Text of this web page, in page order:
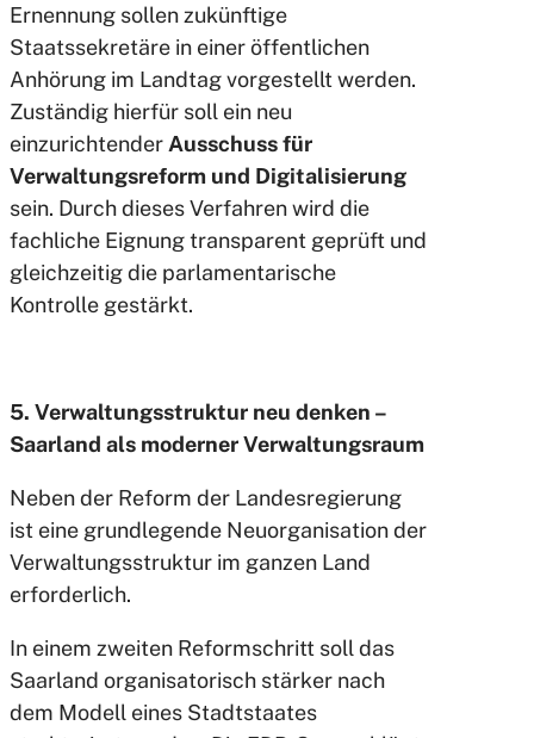
Ernennung sollen zukünftige
Staatssekretäre in einer öffentlichen
Anhörung im Landtag vorgestellt werden.
Zuständig hierfür soll ein neu
einzurichtender Ausschuss für
Verwaltungsreform und Digitalisierung
sein. Durch dieses Verfahren wird die
fachliche Eignung transparent geprüft und
gleichzeitig die parlamentarische
Kontrolle gestärkt.
5. Verwaltungsstruktur neu denken –
Saarland als moderner Verwaltungsraum
Neben der Reform der Landesregierung
ist eine grundlegende Neuorganisation der
Verwaltungsstruktur im ganzen Land
erforderlich.
In einem zweiten Reformschritt soll das
Saarland organisatorisch stärker nach
dem Modell eines Stadtstaates